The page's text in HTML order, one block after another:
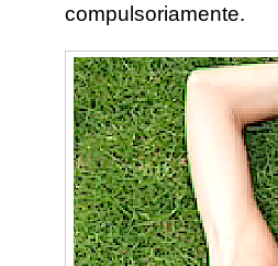
compulsoriamente.